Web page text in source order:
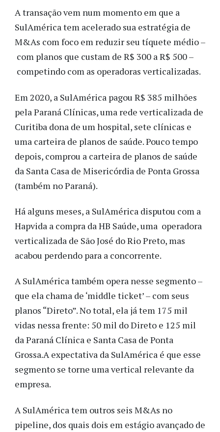
A transação vem num momento em que a
SulAmérica tem acelerado sua estratégia de
M&As com foco em reduzir seu tíquete médio –
com planos que custam de R$ 300 a R$ 500 –
competindo com as operadoras verticalizadas.
Em 2020, a SulAmérica pagou R$ 385 milhões
pela Paraná Clínicas, uma rede verticalizada de
Curitiba dona de um hospital, sete clínicas e
uma carteira de planos de saúde. Pouco tempo
depois, comprou a carteira de planos de saúde
da Santa Casa de Misericórdia de Ponta Grossa
(também no Paraná).
Há alguns meses, a SulAmérica disputou com a
Hapvida a compra da HB Saúde, uma operadora
verticalizada de São José do Rio Preto, mas
acabou perdendo para a concorrente.
A SulAmérica também opera nesse segmento –
que ela chama de ‘middle ticket’ – com seus
planos “Direto”. No total, ela já tem 175 mil
vidas nessa frente: 50 mil do Direto e 125 mil
da Paraná Clínica e Santa Casa de Ponta
Grossa.A expectativa da SulAmérica é que esse
segmento se torne uma vertical relevante da
empresa.
A SulAmérica tem outros seis M&As no
pipeline, dos quais dois em estágio avançado de